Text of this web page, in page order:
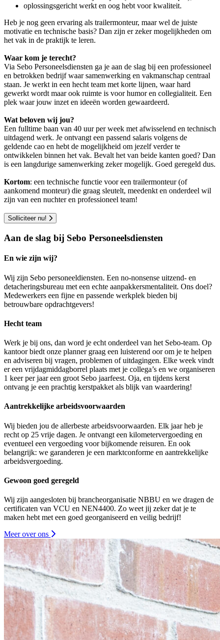
oplossingsgericht werkt en oog hebt voor kwaliteit.
Heb je nog geen ervaring als trailermonteur, maar wel de juiste
motivatie en technische basis? Dan zijn er zeker mogelijkheden om
het vak in de praktijk te leren.
Waar kom je terecht?
Via Sebo Personeelsdiensten ga je aan de slag bij een professioneel
en betrokken bedrijf waar samenwerking en vakmanschap centraal
staan. Je werkt in een hecht team met korte lijnen, waar hard
gewerkt wordt maar ook ruimte is voor humor en collegialiteit. Een
plek waar jouw inzet en ideeën worden gewaardeerd.
Wat beloven wij jou?
Een fulltime baan van 40 uur per week met afwisselend en technisch
uitdagend werk. Je ontvangt een passend salaris volgens de
geldende cao en hebt de mogelijkheid om jezelf verder te
ontwikkelen binnen het vak. Bevalt het van beide kanten goed? Dan
is een langdurige samenwerking zeker mogelijk. Goed geregeld dus.
Kortom: een technische functie voor een trailermonteur (of
aankomend monteur) die graag sleutelt, meedenkt en onderdeel wil
zijn van een nuchter en professioneel team!
Solliciteer nu!
Aan de slag bij Sebo Personeelsdiensten
En wie zijn wij?
Wij zijn Sebo personeeldiensten. Een no-nonsense uitzend- en
detacheringsbureau met een echte aanpakkersmentaliteit. Ons doel?
Medewerkers een fijne en passende werkplek bieden bij
betrouwbare opdrachtgevers!
Hecht team
Werk je bij ons, dan word je echt onderdeel van het Sebo-team. Op
kantoor biedt onze planner graag een luisterend oor om je te helpen
en adviseren bij vragen, problemen of uitdagingen. Elke week vindt
er een vrijdagmiddagborrel plaats met je collega’s en we organiseren
1 keer per jaar een groot Sebo jaarfeest. Oja, en tijdens kerst
ontvang je een prachtig kerstpakket als blijk van waardering!
Aantrekkelijke arbeidsvoorwaarden
Wij bieden jou de allerbeste arbeidsvoorwaarden. Elk jaar heb je
recht op 25 vrije dagen. Je ontvangt een kilometervergoeding en
eventueel een vergoeding voor bijkomende reisuren. En ook
belangrijk: we garanderen je een marktconforme en aantrekkelijke
arbeidsvergoeding.
Gewoon goed geregeld
Wij zijn aangesloten bij brancheorganisatie NBBU en we dragen de
certificaten van VCU en NEN4400. Zo weet jij zeker dat je te
maken hebt met een goed georganiseerd en veilig bedrijf!
Meer over ons